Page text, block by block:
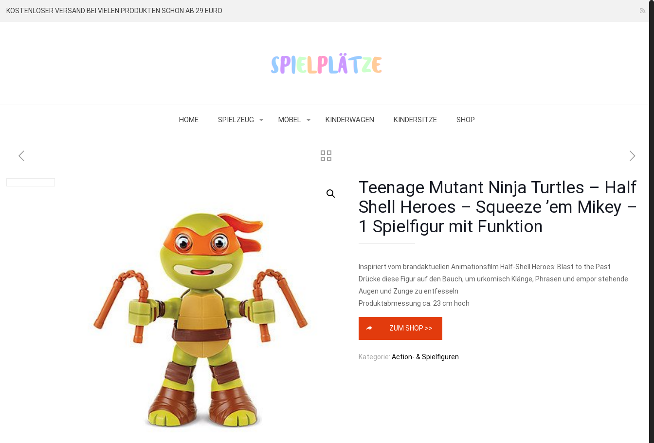
KOSTENLOSER VERSAND BEI VIELEN PRODUKTEN SCHON AB 29 EURO
HOME SPIELZEUG MÖBEL KINDERWAGEN KINDERSITZE SHOP
Teenage Mutant Ninja Turtles – Half
Shell Heroes – Squeeze ’em Mikey –
1 Spielfigur mit Funktion
Inspiriert vom brandaktuellen Animationsfilm Half-Shell Heroes: Blast to the Past
Drücke diese Figur auf den Bauch, um urkomisch Klänge, Phrasen und empor stehende
Augen und Zunge zu entfesseln
Produktabmessung ca. 23 cm hoch
ZUM SHOP >>
Kategorie: Action- & Spielfiguren